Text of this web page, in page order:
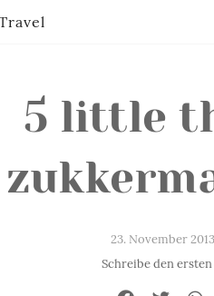
5 little
23. November
Schreibe den